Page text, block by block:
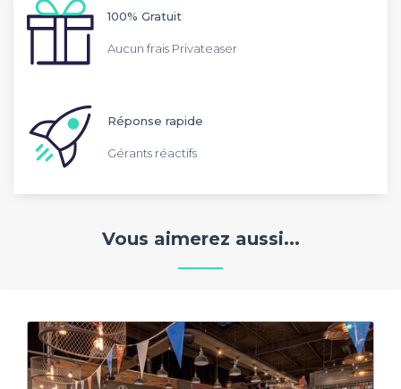
100% Gratuit
Aucun frais Privateaser
Réponse rapide
Gérants réactifs
Vous aimerez aussi...